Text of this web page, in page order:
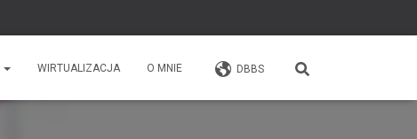
WIRTUALIZACJA O MNIE DBBS